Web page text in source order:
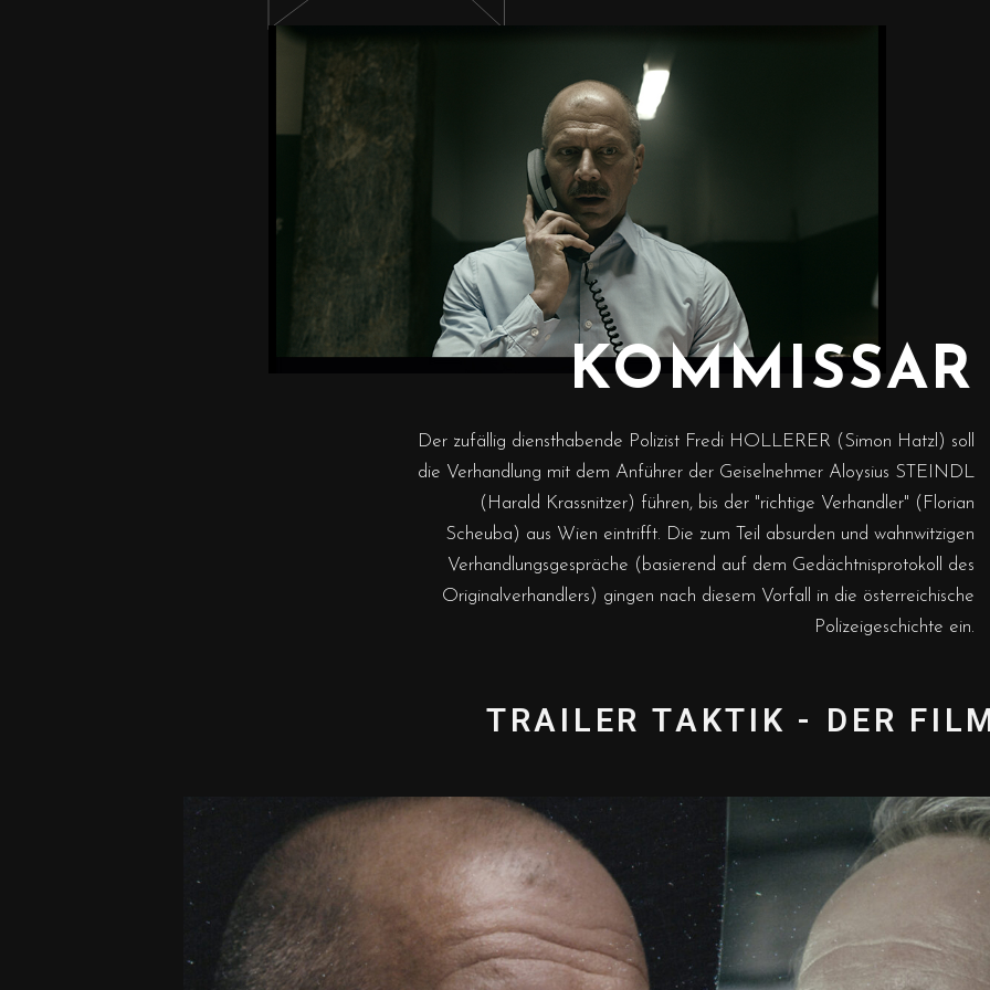
KOMMISSAR
Der zufällig diensthabende Polizist Fredi HOLLERER (Simon Hatzl) soll
die Verhandlung mit dem Anführer der Geiselnehmer Aloysius STEINDL
(Harald Krassnitzer) führen, bis der "richtige Verhandler" (Florian
Scheuba) aus Wien eintrifft. Die zum Teil absurden und wahnwitzigen
Verhandlungsgespräche (basierend auf dem Gedächtnisprotokoll des
Originalverhandlers) gingen nach diesem Vorfall in die österreichische
Polizeigeschichte ein.
TRAILER TAKTIK - DER